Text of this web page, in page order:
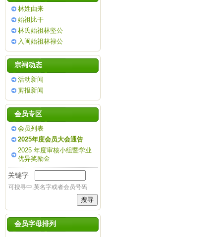
林姓由来
始祖比干
林氏始祖林坚公
入闽始祖林禄公
宗祠动态
活动新闻
剪报新闻
会员专区
会员列表
2025年度会员大会通告
2025 年度审核小组暨学业
优异奖励金
关键字
可搜寻中,英名字或者会员号码
会员字母排列